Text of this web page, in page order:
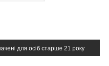
для осіб старше 21 року